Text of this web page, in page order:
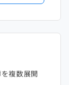
複数展開